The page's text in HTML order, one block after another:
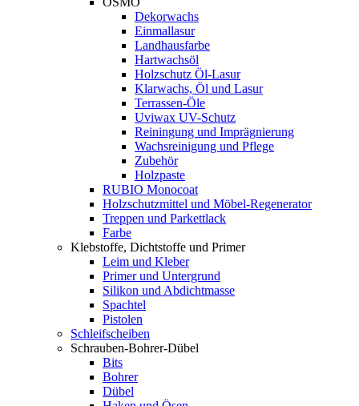
Dekorwachs
Einmallasur
Landhausfarbe
Hartwachsöl
Holzschutz Öl-Lasur
Klarwachs, Öl und Lasur
Terrassen-Öle
Uviwax UV-Schutz
Reiningung und Imprägnierung
Wachsreinigung und Pflege
Zubehör
Holzpaste
RUBIO Monocoat
Holzschutzmittel und Möbel-Regenerator
Treppen und Parkettlack
Farbe
Klebstoffe, Dichtstoffe und Primer
Leim und Kleber
Primer und Untergrund
Silikon und Abdichtmasse
Spachtel
Pistolen
Schleifscheiben
Schrauben-Bohrer-Dübel
Bits
Bohrer
Dübel